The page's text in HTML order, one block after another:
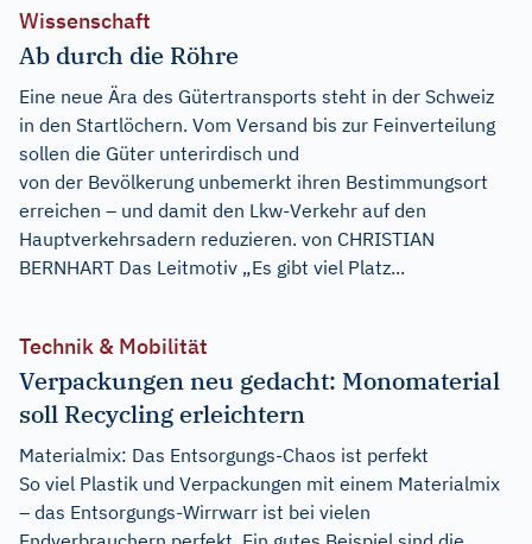
Wissenschaft
Ab durch die Röhre
Eine neue Ära des Gütertransports steht in der Schweiz
in den Startlöchern. Vom Versand bis zur Feinverteilung
sollen die Güter unterirdisch und
von der Bevölkerung unbemerkt ihren Bestimmungsort
erreichen – und damit den Lkw-Verkehr auf den
Hauptverkehrsadern reduzieren. von CHRISTIAN
BERNHART Das Leitmotiv „Es gibt viel Platz...
Technik & Mobilität
Verpackungen neu gedacht: Monomaterial
soll Recycling erleichtern
Materialmix: Das Entsorgungs-Chaos ist perfekt
So viel Plastik und Verpackungen mit einem Materialmix
– das Entsorgungs-Wirrwarr ist bei vielen